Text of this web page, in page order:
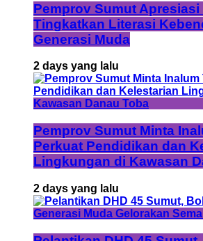
Pemprov Sumut Apresiasi
Tingkatkan Literasi
Generasi Muda
2 days yang lalu
Pemprov Sumut Minta
Perkuat Pendidikan dan
Lingkungan di Kawasan
2 days yang lalu